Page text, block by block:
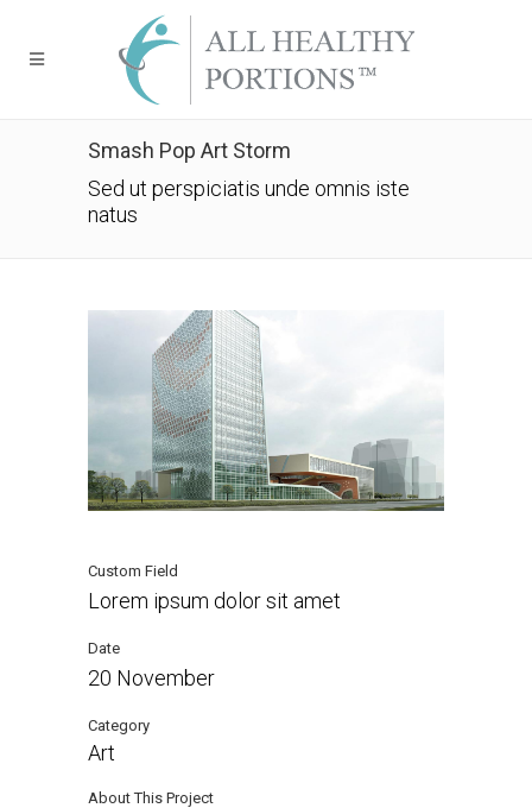
Smash Pop Art Storm
Sed ut perspiciatis unde omnis iste
natus
Custom Field
Lorem ipsum dolor sit amet
Date
20 November
Category
Art
About This Project